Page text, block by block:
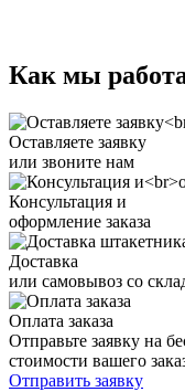
Как мы
Оставляете заявку
или звоните нам
Консультация и
оформление заказа
Доставка
или самовывоз со
Оплата заказа
Отправьте заявку на
стоимости вашего
Отправить заявку